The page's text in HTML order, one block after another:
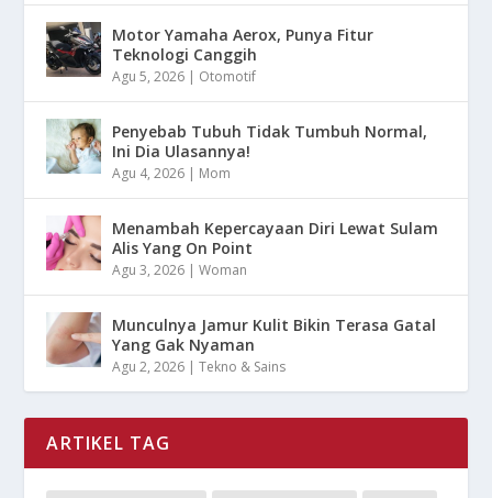
Motor Yamaha Aerox, Punya Fitur
Teknologi Canggih
Agu 5, 2026 | Otomotif
Penyebab Tubuh Tidak Tumbuh Normal,
Ini Dia Ulasannya!
Agu 4, 2026 | Mom
Menambah Kepercayaan Diri Lewat Sulam
Alis Yang On Point
Agu 3, 2026 |Woman
Munculnya Jamur Kulit Bikin Terasa Gatal
Yang Gak Nyaman
Agu 2, 2026 |Tekno & Sains
ARTIKEL TAG